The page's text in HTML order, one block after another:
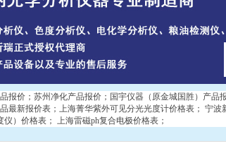
报价； 苏州净化产品报价； 国宇仪器（原金城国胜）产品
最新报价表； 上海菁华紫外可见分光光度计价格表； 宁波
仪）价格表； 上海雷磁ph复合电极价格表；